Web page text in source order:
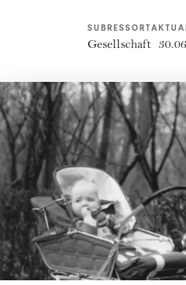
SUBRESSORT
Gesellschaft